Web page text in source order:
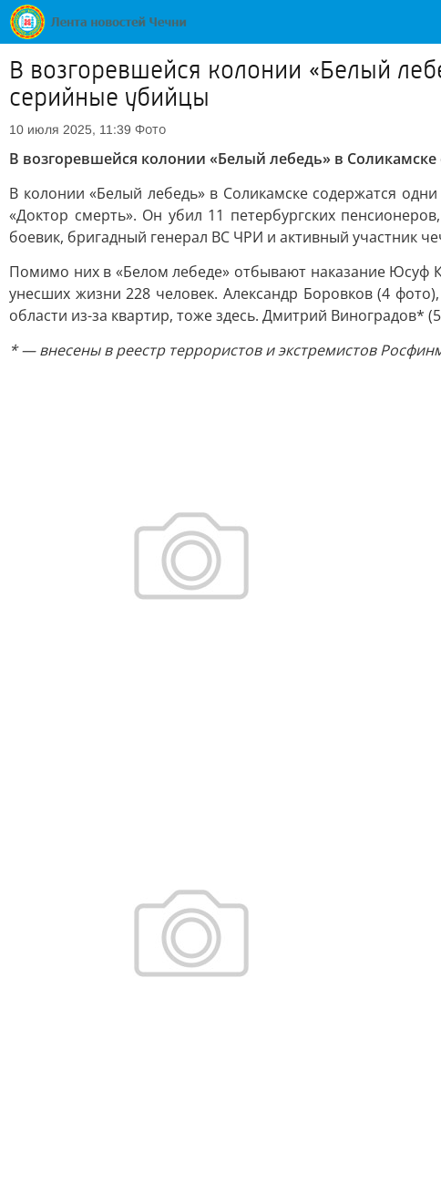
В возгоревшейся колонии «Белый
серийные убийцы
10 июля 2025, 11:39 Фото
В возгоревшейся колонии «Белый лебедь» в
В колонии «Белый лебедь» в Соликамске содержатся
«Доктор смерть». Он убил 11 петербургских
боевик, бригадный генерал ВС ЧРИ и активный участник
Помимо них в «Белом лебеде» отбывают наказание Юсуф
унесших жизни 228 человек. Александр Боровков (4
области из-за квартир, тоже здесь. Дмитрий Виноградов*
* — внесены в реестр террористов и экстремистов